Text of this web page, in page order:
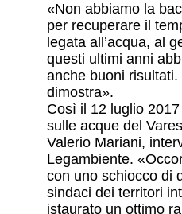
«Non abbiamo la
per recuperare il
legata all’acqua, al
questi ultimi anni
anche buoni
dimostra».
Così il 12 luglio
sulle acque del
Valerio Mariani,
Legambiente.
con uno schiocco di
sindaci dei territori
istaurato un ottimo